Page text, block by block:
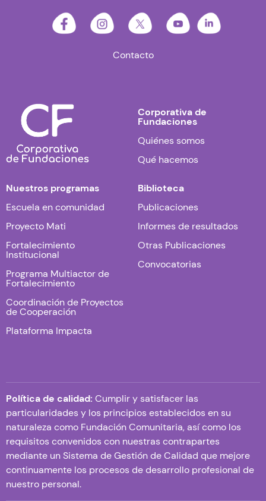
Contacto
Corporativa de
Fundaciones
Quiénes somos
Qué hacemos
Nuestros programas
Escuela en comunidad
Proyecto Mati
Fortalecimiento
Institucional
Programa Multiactor de
Fortalecimiento
Coordinación de Proyectos
de Cooperación
Plataforma Impacta
Biblioteca
Publicaciones
Informes de resultados
Otras Publicaciones
Convocatorias
Política de calidad: Cumplir y satisfacer las
particularidades y los principios establecidos en su
naturaleza como Fundación Comunitaria, así como los
requisitos convenidos con nuestras contrapartes
mediante un Sistema de Gestión de Calidad que mejore
continuamente los procesos de desarrollo profesional de
nuestro personal.